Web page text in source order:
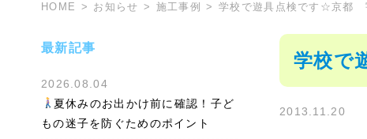
HOME お知らせ 施工事例 学校で遊具点検です☆京都
最新記事
2026.08.04
夏休みのお出かけ前に確認！子ど
もの迷子を防ぐためのポイント
学校で
2013.11.20